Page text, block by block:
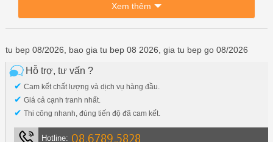
Xem thêm
tu bep 08/2026, bao gia tu bep 08 2026, gia tu bep go 08/2026
Hỗ trợ, tư vấn ?
✔ Cam kết chất lượng và dịch vụ hàng đầu.
✔ Giá cả cạnh tranh nhất.
✔ Thi công nhanh, đúng tiến độ đã cam kết.
Hotline: 08.6789.5828